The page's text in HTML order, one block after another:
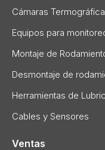
Cámaras
Equipos para
Montaje de
Desmontaje de
Herramientas de
Cables y Sensores
Ventas